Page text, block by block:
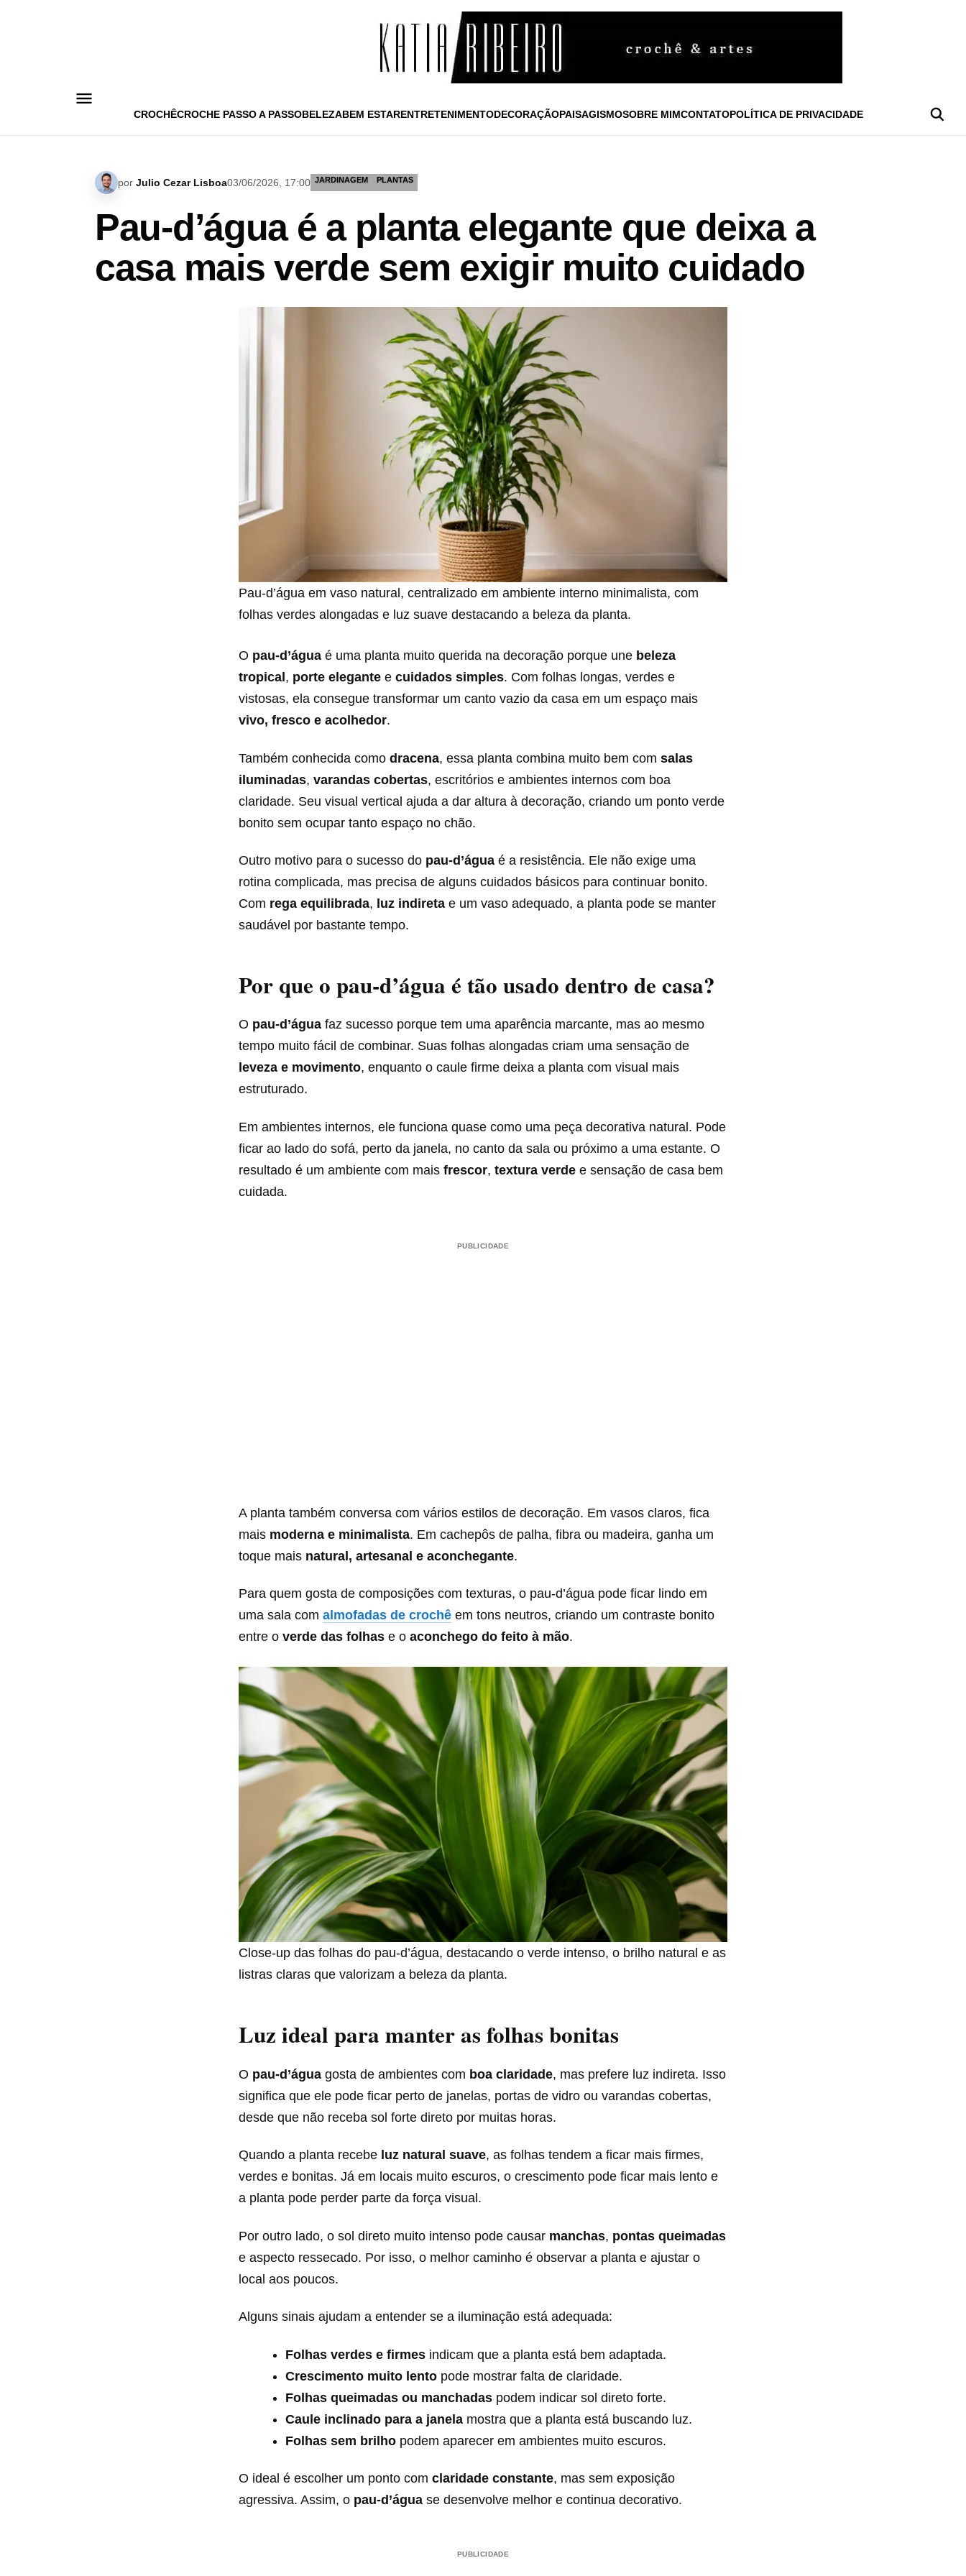
CROCHÊCROCHE PASSO A PASSOBELEZABEM ESTARENTRETENIMENTODECORAÇÃOPAISAGISMOSOBRE MIMCONTATOPOLÍTICA DE PRIVACIDADE
por Julio Cezar Lisboa03/06/2026, 17:00 JARDINAGEM PLANTAS
Pau-d’água é a planta elegante que deixa a
casa mais verde sem exigir muito cuidado
Pau-d’água em vaso natural, centralizado em ambiente interno minimalista, com
folhas verdes alongadas e luz suave destacando a beleza da planta.
O pau-d’água é uma planta muito querida na decoração porque une beleza
tropical , porte elegante e cuidados simples. Com folhas longas, verdes e
vistosas, ela consegue transformar um canto vazio da casa em um espaço mais
vivo, fresco e acolhedor.
Também conhecida como dracena, essa planta combina muito bem com salas
iluminadas, varandas cobertas, escritórios e ambientes internos com boa
claridade. Seu visual vertical ajuda a dar altura à decoração, criando um ponto verde
bonito sem ocupar tanto espaço no chão.
Outro motivo para o sucesso do pau-d’água é a resistência. Ele não exige uma
rotina complicada, mas precisa de alguns cuidados básicos para continuar bonito.
Com rega equilibrada, luz indireta e um vaso adequado, a planta pode se manter
saudável por bastante tempo.
Por que o pau-d’água é tão usado dentro de casa?
O pau-d’água faz sucesso porque tem uma aparência marcante, mas ao mesmo
tempo muito fácil de combinar. Suas folhas alongadas criam uma sensação de
leveza e movimento, enquanto o caule firme deixa a planta com visual mais
estruturado.
Em ambientes internos, ele funciona quase como uma peça decorativa natural. Pode
ficar ao lado do sofá, perto da janela, no canto da sala ou próximo a uma estante. O
resultado é um ambiente com mais frescor, textura verde e sensação de casa bem
cuidada.
PUBLICIDADE
A planta também conversa com vários estilos de decoração. Em vasos claros, fica
mais moderna e minimalista. Em cachepôs de palha, fibra ou madeira, ganha um
toque mais natural, artesanal e aconchegante.
Para quem gosta de composições com texturas, o pau-d’água pode ficar lindo em
uma sala com almofadas de crochê em tons neutros, criando um contraste bonito
entre o verde das folhas e o aconchego do feito à mão.
Close-up das folhas do pau-d’água, destacando o verde intenso, o brilho natural e as
listras claras que valorizam a beleza da planta.
Luz ideal para manter as folhas bonitas
O pau-d’água gosta de ambientes com boa claridade, mas prefere luz indireta. Isso
significa que ele pode ficar perto de janelas, portas de vidro ou varandas cobertas,
desde que não receba sol forte direto por muitas horas.
Quando a planta recebe luz natural suave, as folhas tendem a ficar mais firmes,
verdes e bonitas. Já em locais muito escuros, o crescimento pode ficar mais lento e
a planta pode perder parte da força visual.
Por outro lado, o sol direto muito intenso pode causar manchas, pontas queimadas
e aspecto ressecado. Por isso, o melhor caminho é observar a planta e ajustar o
local aos poucos.
Alguns sinais ajudam a entender se a iluminação está adequada:
Folhas verdes e firmes indicam que a planta está bem adaptada.
Crescimento muito lento pode mostrar falta de claridade.
Folhas queimadas ou manchadas podem indicar sol direto forte.
Caule inclinado para a janela mostra que a planta está buscando luz.
Folhas sem brilho podem aparecer em ambientes muito escuros.
O ideal é escolher um ponto com claridade constante, mas sem exposição
agressiva. Assim, o pau-d’água se desenvolve melhor e continua decorativo.
PUBLICIDADE